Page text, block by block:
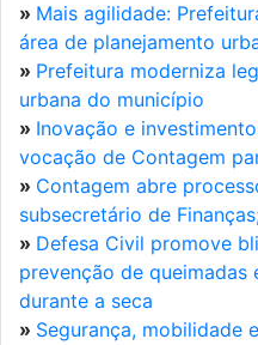
» Mais agilidade:
área de planejamento
» Prefeitura moderniza
urbana do município
» Inovação e
vocação de Contagem
» Contagem abre
subsecretário de
» Defesa Civil promove
prevenção de queimadas
durante a seca
» Segurança, mobilidade